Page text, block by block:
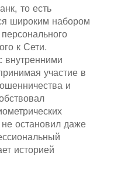
то есть
широким набором
к Сети.
внутренними
участие в
и
остановил даже
историей